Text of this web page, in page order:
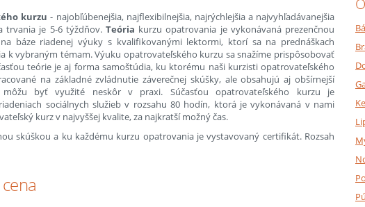
kurzu - najobľúbenejšia, najflexibilnejšia, najrýchlejšia a najvyhľadávanejšia
trvania je 5-6 týždňov. Teória kurzu opatrovania je vykonávaná prezenčnou
báze riadenej výuky s kvalifikovanými lektormi, ktorí sa na prednáškach
k vybraným témam. Výuku opatrovateľského kurzu sa snažíme prispôsobovať
teórie je aj forma samoštúdia, ku ktorému naši kurzisti opatrovateľského
na základné zvládnutie záverečnej skúšky, ale obsahujú aj obšírnejší
byť využité neskôr v praxi. Súčasťou opatrovateľského kurzu je
sociálnych služieb v rozsahu 80 hodín, ktorá je vykonávaná v nami
kurz v najvyššej kvalite, za najkratší možný čas.
skúškou a ku každému kurzu opatrovania je vystavovaný certifikát. Rozsah